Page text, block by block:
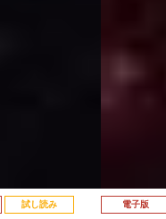
試し読み 電子版